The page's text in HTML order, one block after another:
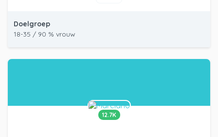
Doelgroep
18-35 / 90 % vrouw
12.7K